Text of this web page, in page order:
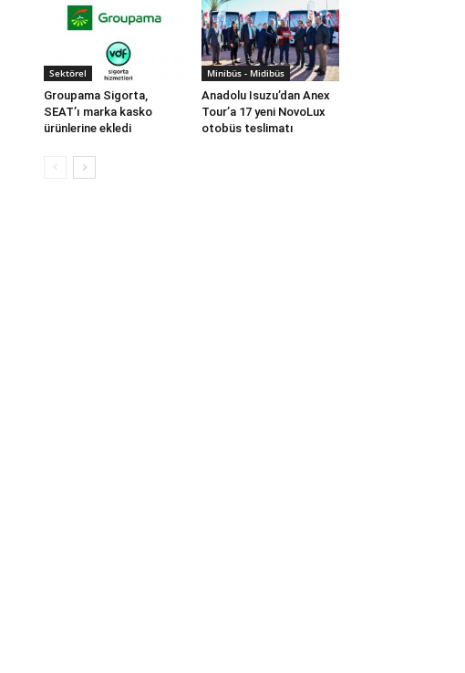
Sektörel
Groupama Sigorta,
SEAT’ı marka kasko
ürünlerine ekledi
Minibüs - Midibüs
Anadolu Isuzu’dan Anex
Tour’a 17 yeni NovoLux
otobüs teslimatı